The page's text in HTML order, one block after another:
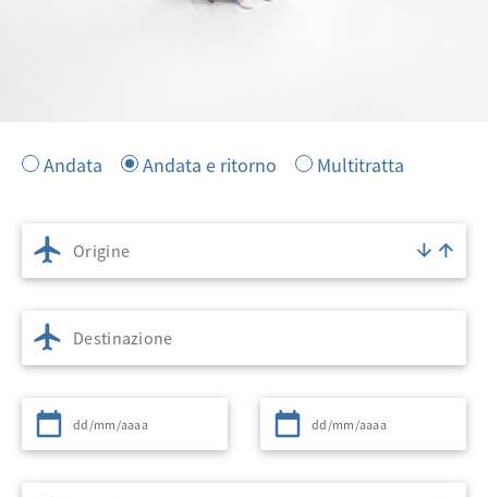
Andata Andata e ritorno Multitratta
Origine
Destinazione
Partenza Ritorno